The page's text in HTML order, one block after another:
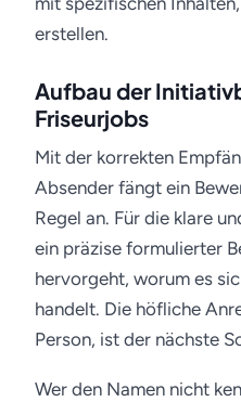
erstellen.
Aufbau der
Friseurjobs
Mit der korrekten
Absender fängt ein
Regel an. Für die klare
ein präzise formulierter
hervorgeht, worum es
handelt. Die höfliche
Person, ist der nächste
Wer den Namen nicht